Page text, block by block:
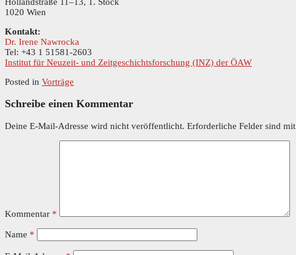
1020 Wien
Kontakt:
Dr. Irene Nawrocka
Tel: +43 1 51581-2603
Institut für Neuzeit- und Zeitgeschichtsforschung (INZ) der ÖAW
Posted in Vorträge
Schreibe einen Kommentar
Deine E-Mail-Adresse wird nicht veröffentlicht. Erforderliche Felder sind mit
Kommentar *
Name *